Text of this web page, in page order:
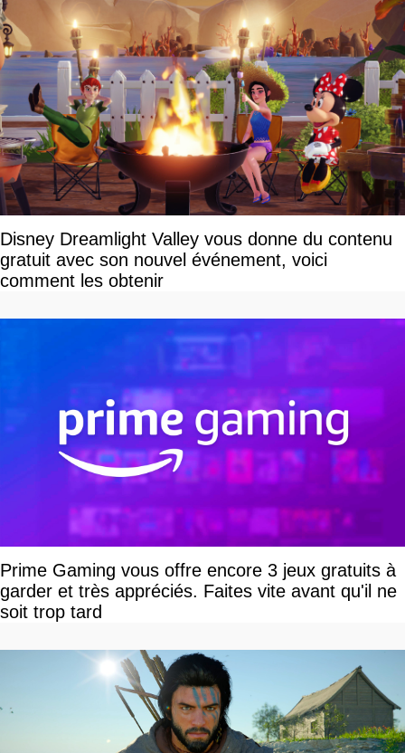
Disney Dreamlight Valley vous donne du contenu
gratuit avec son nouvel événement, voici
comment les obtenir
Prime Gaming vous offre encore 3 jeux gratuits à
garder et très appréciés. Faites vite avant qu'il ne
soit trop tard